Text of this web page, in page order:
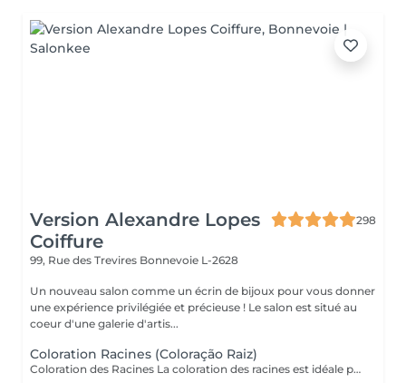
Version Alexandre Lopes
Coiffure
298
99, Rue des Trevires Bonnevoie L-2628
Un nouveau salon comme un écrin de bijoux pour vous donner
une expérience privilégiée et précieuse ! Le salon est situé au
coeur d'une galerie d'artis...
Coloration Racines (Coloração Raiz)
Coloration des Racines La coloration des racines est idéale pour conserver une couleur uniforme et soignée, tout en assurant une finition élégante et naturelle. - Racines jusqu'à 2 cm (environ 1 mois de repousse) : tarif standard du service. - Racines de 2 cm à 4 cm : considéré comme une retouche élargie, avec un tarif différent. - Au-delà de 4 cm : il s'agit d'une coloration complète, avec un devis adapté. Ce soin permet d'éviter les différences de tons entre les racines et les longueurs, de préserver la santé du cheveu et de maintenir l'éclat de la couleur plus longtemps.